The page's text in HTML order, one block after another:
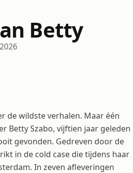
Betty
de wildste verhalen. Maar één
Betty Szabo, vijftien jaar geleden
gevonden. Gedreven door de
in de cold case die tijdens haar
In zeven afleveringen